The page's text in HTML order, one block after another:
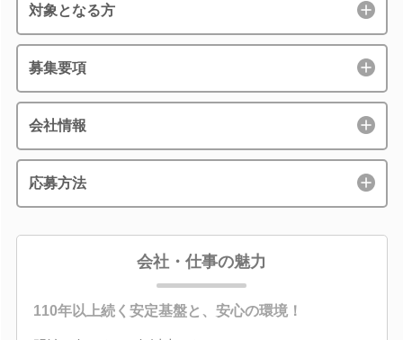
対象となる方
募集要項
会社情報
応募方法
会社・仕事の魅力
110年以上続く安定基盤と、安心の環境！